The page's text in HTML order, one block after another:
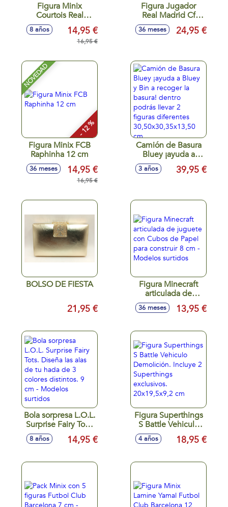
Figura Minix
Courtois Real
Madrid 12 cm.
8 años 14,95 €
16,95 €
Figura Jugador
Real Madrid Cf
Vinicius 20 cm
36 meses 24,95 €
NOVEDAD
- 12 %
Figura Minix FCB
Raphinha 12 cm
36 meses 14,95 €
16,95 €
Camión de Basura
Bluey ¡ayuda a
Bluey y Bin a
recoger la basura!
diferentes
cm
3 años 39,95 €
BOLSO DE FIESTA
21,95 €
Figura Minecraft
articulada de
juguete con Cubos
de Papel para
Modelos surtidos
36 meses 13,95 €
Bola sorpresa L.O.L.
Surprise Fairy Tots.
Diseña las alas de
tu hada de 3
cm - Modelos
8 años 14,95 €
Figura Superthings
S Battle Vehiculo
Demolición.
Incluye 2
exclusivos.
4 años 18,95 €